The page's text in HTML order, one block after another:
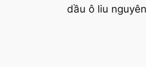
dầu ô liu